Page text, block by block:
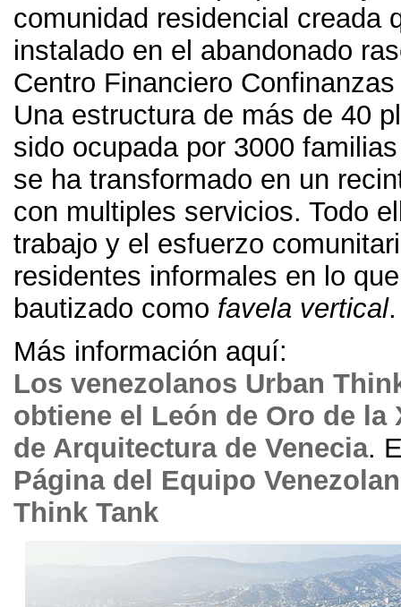
comunidad residencial creada
instalado en el abandonado
Centro Financiero
Una estructura de más de 40
sido ocupada por 3000
se ha transformado en un
con multiples servicios. Todo
trabajo y el esfuerzo
residentes informales en lo
bautizado como favela vertical.
Más información aquí:
Los venezolanos Urban
obtiene el León de Oro de la
de Arquitectura de Venecia.
Página del Equipo
Think Tank